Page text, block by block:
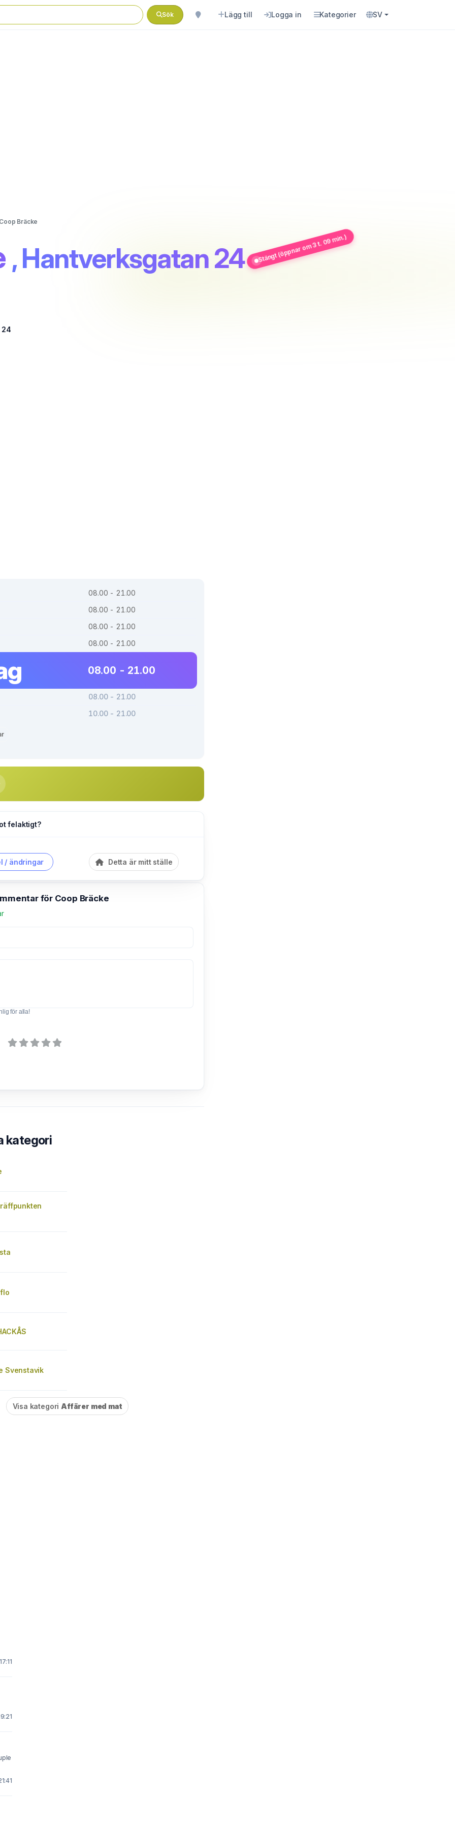
Sök Lägg till Logga in Kategorier SV
Bräcke
, Hantverksgatan 24 Stängt (öppnar om 3 t. 09 min.)
24
08.00 - 21.00
08.00 - 21.00
08.00 - 21.00
08.00 - 21.00
08.00 - 21.00
08.00 - 21.00
10.00 - 21.00
felaktigt?
/ ändringar Detta är mitt ställe
för Coop Bräcke
för alla!
kategori
Svenstavik
Visa kategori Affärer med mat